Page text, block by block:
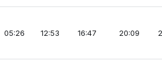
05:26 12:53 16:47 20:09